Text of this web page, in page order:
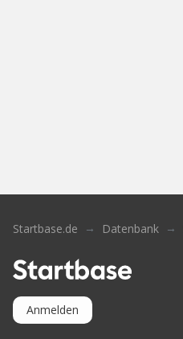
Startbase.de Datenbank
Anmelden